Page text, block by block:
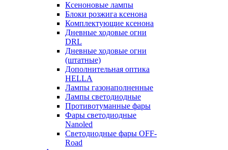
Ксеноновые лампы
Блоки розжига ксенона
Комплектующие ксенона
Дневные ходовые огни
DRL
Дневные ходовые огни
(штатные)
Дополнительная оптика
HELLA
Лампы газонаполненные
Лампы светодиодные
Противотуманные фары
Фары светодиодные
Nanoled
Светодиодные фары OFF-
Road